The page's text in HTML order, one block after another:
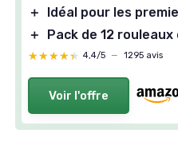
＋
Idéal pour les
＋
Pack de 12 rouleaux
★★★★★
★★★★★ 4,4/5 — 1295 avis
Voir l'offre